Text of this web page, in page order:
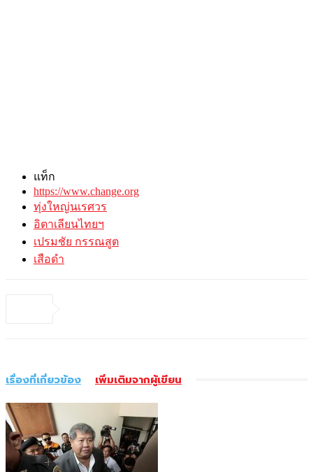
แท็ก
https://www.change.org
ทุ่งใหญ่นเรศวร
อิตาเลียนไทยฯ
เปรมชัย กรรณสูต
เสือดำ
เรื่องที่เกี่ยวข้อง เพิ่มเติมจากผู้เขียน